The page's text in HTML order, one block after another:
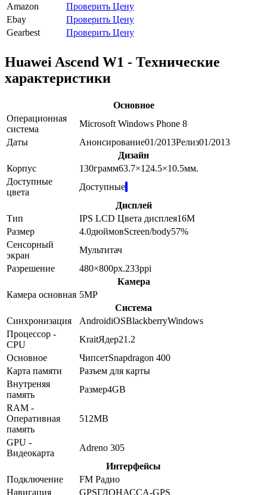
Amazon
Проверить Цену
Ebay
Проверить Цену
Gearbest
Проверить Цену
Huawei Ascend W1 - Технические
характеристики
Основное
Операционная
система
Microsoft Windows Phone 8
Даты
Анонсирование01/2013Релиз01/2013
Дизайн
Корпус
130грамм63.7×124.5×10.5мм.
Доступные
цвета
Доступные
Дисплей
Тип
IPS LCD Цвета дисплея16M
Размер
4.0дюймовScreen/body57%
Сенсорный
экран
Мультитач
Разрешение
480×800px.233ppi
Камера
Камера основная 5MP
Система
Синхронизация
AndroidiOSBlackberryWindows
Процессор -
CPU
KraitЯдер21.2
Основное
ЧипсетSnapdragon 400
Карта памяти
Разъем для карты
Внутреняя
память
Размер4GB
RAM -
Оперативная
память
512MB
GPU -
Видеокарта
Adreno 305
Интерфейсы
Подключение
FM Радио
Навигация
GPSГЛОНАССA-GPS